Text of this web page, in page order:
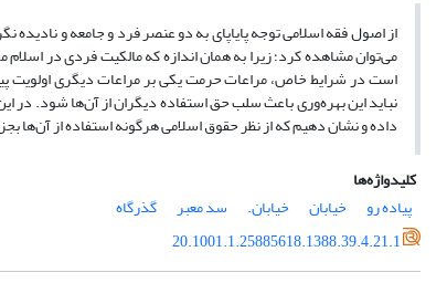
از اصول‌ فقه‌ اسلامی‌ توجه‌ پایاپای‌ به‌ دو عنصر فرد و جامعه‌ و
می‌توان ‌مشاهده‌ کرد؛ زیرا به‌ همان‌ اندازه‌ که‌ مالکیت‌ فردی‌ در
است‌ در شرایط‌ خاص‌، مراعات‌ حرمت‌ یکی‌ بر مراعات‌ دیگری‌ اولویت‌
نباید این‌ بهره‌وری‌ باعث‌ سلب‌ حق‌ استفاده‌ دیگران‌ از آن‌ها شود. در
داده‌ و نشان‌ دهیم‌ که از نظر حقوق‌ اسلامی‌ هرگونه‌ استفاده‌ از آن‌ها
کلیدواژه‌ها
پیاده‌ رو
خیابان خیابان. سد معبر
گذرگاه‌
20.1001.1.25885618.1388.39.4.21.1